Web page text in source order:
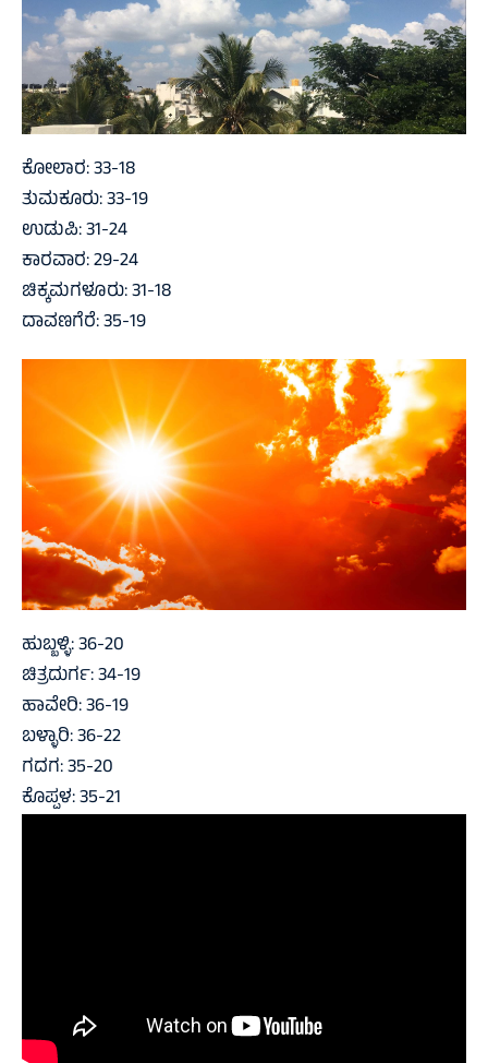
ಕೋಲಾರ: 33-18
ತುಮಕೂರು: 33-19
ಉಡುಪಿ: 31-24
ಕಾರವಾರ: 29-24
ಚಿಕ್ಕಮಗಳೂರು: 31-18
ದಾವಣಗೆರೆ: 35-19
ಹುಬ್ಬಳ್ಳಿ: 36-20
ಚಿತ್ರದುರ್ಗ: 34-19
ಹಾವೇರಿ: 36-19
ಬಳ್ಳಾರಿ: 36-22
ಗದಗ: 35-20
ಕೊಪ್ಪಳ: 35-21